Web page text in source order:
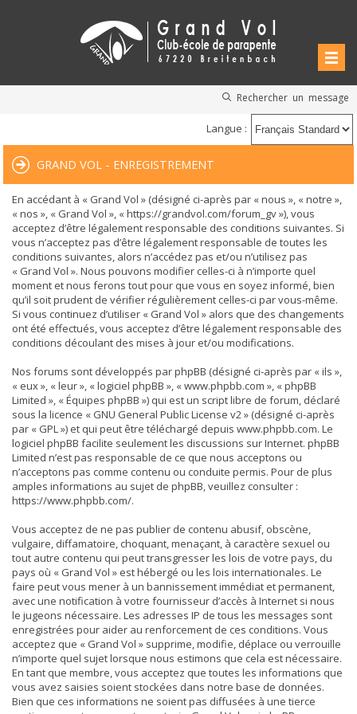
Rechercher un message
Langue :
GRAND VOL - ENREGISTREMENT
En accédant à « Grand Vol » (désigné ci-après par « nous », « notre »,
« nos », « Grand Vol », « https://grandvol.com/forum_gv »), vous
acceptez d’être légalement responsable des conditions suivantes. Si
vous n’acceptez pas d’être légalement responsable de toutes les
conditions suivantes, alors n’accédez pas et/ou n’utilisez pas
« Grand Vol ». Nous pouvons modifier celles-ci à n’importe quel
moment et nous ferons tout pour que vous en soyez informé, bien
qu’il soit prudent de vérifier régulièrement celles-ci par vous-même.
Si vous continuez d’utiliser « Grand Vol » alors que des changements
ont été effectués, vous acceptez d’être légalement responsable des
conditions découlant des mises à jour et/ou modifications.
Nos forums sont développés par phpBB (désigné ci-après par « ils »,
« eux », « leur », « logiciel phpBB », « www.phpbb.com », « phpBB
Limited », « Équipes phpBB ») qui est un script libre de forum, déclaré
sous la licence « GNU General Public License v2» (désigné ci-après
par « GPL ») et qui peut être téléchargé depuis www.phpbb.com. Le
logiciel phpBB facilite seulement les discussions sur Internet. phpBB
Limited n’est pas responsable de ce que nous acceptons ou
n’acceptons pas comme contenu ou conduite permis. Pour de plus
amples informations au sujet de phpBB, veuillez consulter :
https://www.phpbb.com/.
Vous acceptez de ne pas publier de contenu abusif, obscène,
vulgaire, diffamatoire, choquant, menaçant, à caractère sexuel ou
tout autre contenu qui peut transgresser les lois de votre pays, du
pays où « Grand Vol » est hébergé ou les lois internationales. Le
faire peut vous mener à un bannissement immédiat et permanent,
avec une notification à votre fournisseur d’accès à Internet si nous
le jugeons nécessaire. Les adresses IP de tous les messages sont
enregistrées pour aider au renforcement de ces conditions. Vous
acceptez que « Grand Vol » supprime, modifie, déplace ou verrouille
n’importe quel sujet lorsque nous estimons que cela est nécessaire.
En tant que membre, vous acceptez que toutes les informations que
vous avez saisies soient stockées dans notre base de données.
Bien que ces informations ne soient pas diffusées à une tierce